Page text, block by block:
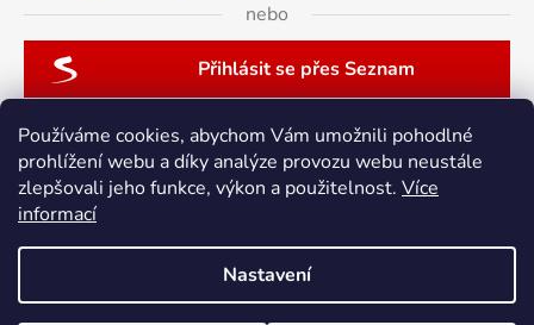
Používáme cookies, abychom Vám umožnili pohodlné
prohlížení webu a díky analýze provozu webu neustále
zlepšovali jeho funkce, výkon a použitelnost. Více
informací
Nastavení
nebo
Přihlásit se přes Seznam
patchwork-aja.cz